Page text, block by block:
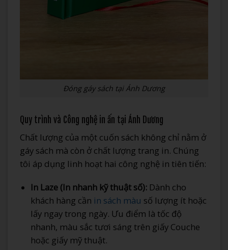
Đóng gáy sách tại Ánh Dương
Quy trình và Công nghệ in ấn tại Ánh Dương
Chất lượng của một cuốn sách không chỉ nằm ở
gáy sách mà còn ở chất lượng trang in. Chúng
tôi áp dụng linh hoạt hai công nghệ in tiên tiến:
In Laze (In nhanh kỹ thuật số):Dành cho
khách hàng cần in sách màu số lượng ít hoặc
lấy ngay trong ngày. Ưu điểm là tốc độ
nhanh, màu sắc tươi sáng trên giấy Couche
hoặc giấy mỹ thuật.